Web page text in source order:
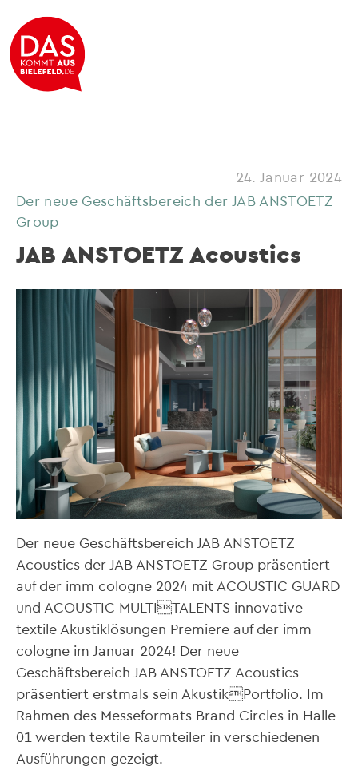
24. Januar 2024
Der neue Geschäftsbereich der JAB ANSTOETZ
Group
JAB ANSTOETZ Acoustics
Der neue Geschäftsbereich JAB ANSTOETZ
Acoustics der JAB ANSTOETZ Group präsentiert
auf der imm cologne 2024 mit ACOUSTIC GUARD
und ACOUSTIC MULTITALENTS innovative
textile Akustiklösungen Premiere auf der imm
cologne im Januar 2024! Der neue
Geschäftsbereich JAB ANSTOETZ Acoustics
präsentiert erstmals sein AkustikPortfolio. Im
Rahmen des Messeformats Brand Circles in Halle
01 werden textile Raumteiler in verschiedenen
Ausführungen gezeigt.